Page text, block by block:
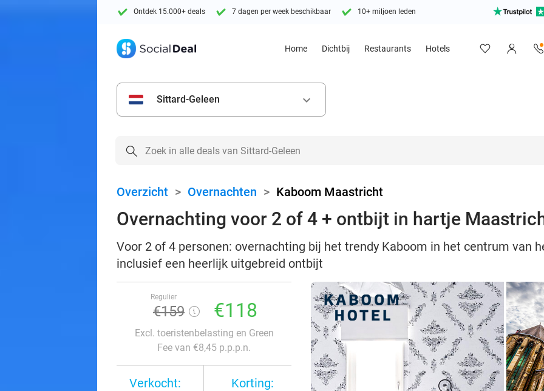
Ontdek 15.000+ deals 7 dagen per week beschikbaar 10+ miljoen leden
Home Dichtbij Restaurants Hotels
Sittard-Geleen keyboard_arrow_down
Overzicht > Overnachten > Kaboom Maastricht
Overnachting voor 2 of 4 + ontbijt in hartje
Voor 2 of 4 personen: overnachting bij het trendy Kaboom in het centrum van
inclusief een heerlijk uitgebreid ontbijt
Regulier
€159 €118
Excl. toeristenbelasting en Green
Fee van €8,45 p.p.p.n.
Verkocht:
Korting: